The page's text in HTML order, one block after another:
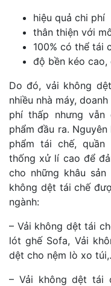
hiệu quả chi phí
thân thiện với
100% có thể tái
độ bền kéo cao,
Do đó, vải không
nhiều nhà máy,
phí thấp nhưng
phẩm đầu ra.
phẩm tái chế,
thống xử lí cao để
cho những khâu
không dệt tái chế
ngành:
– Vải không dệt tái
lót ghế Sofa, Vải
dệt cho nệm lò xo
– Vải không dệt tái